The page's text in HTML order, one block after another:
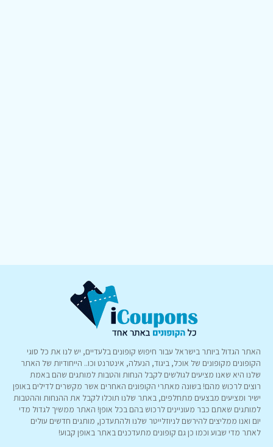
האתר הגדול ביותר בישראל עבור חיפוש קופונים בלעדיים, יש לנו את כל סוגי
הקופונים מקופונים של אוכל, ביגוד, הנעלה, אינטרנט וכו.. הייחודיות של האתר
שלנו היא שאנו מציעים לגולשים לקבל הנחות והטבות למותגים שהם באמת
רוצים לרכוש מהם! בשונה מאתרי הקופונים האחרים אשר מקשרים לדילים באופן
ישיר ומציעים מבצעים מתחלפים, באתר שלנו תוכלו לקבל את ההנחות וההטבות
למותגים שאתם כבר מעוניינים לרכוש בהם בכל אופן! האתר ממשיך לגדול מדי
יום ואנו ממליצים להירשם לניוזלייטר שלנו ולהתעדכן, מותגים חדשים עולים
לאתר מדי שבוע וכמו כן גם קופונים מתעדכנים באתר באופן קבוע!